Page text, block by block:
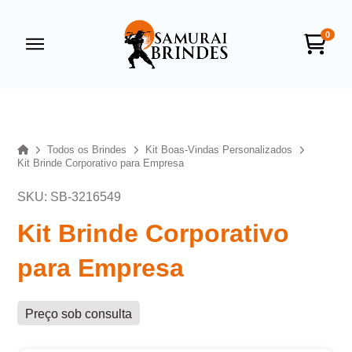
0
HomeTodos os Brindes
Kit Boas-Vindas Personalizados
Kit Brinde Corporativo para Empresa
SKU: SB-3216549
Kit Brinde Corporativo
para Empresa
Preço sob consulta